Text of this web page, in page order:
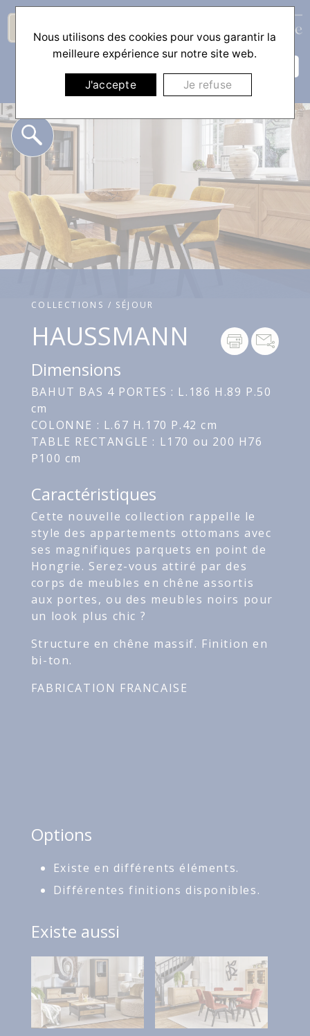
☰
COLLECTIONS / SÉJOUR
HAUSSMANN
Dimensions
BAHUT BAS 4 PORTES : L.186 H.89 P.50
cm
COLONNE : L.67 H.170 P.42 cm
TABLE RECTANGLE : L170 ou 200 H76
P100 cm
Caractéristiques
Cette nouvelle collection rappelle le
style des appartements ottomans avec
ses magnifiques parquets en point de
Hongrie. Serez-vous attiré par des
corps de meubles en chêne assortis
aux portes, ou des meubles noirs pour
un look plus chic ?
Structure en chêne massif. Finition en
bi-ton.
FABRICATION FRANCAISE
Options
Existe en différents éléments.
Différentes finitions disponibles.
Existe aussi
Nous utilisons des cookies pour vous garantir la
meilleure expérience sur notre site web.
J'accepte Je refuse